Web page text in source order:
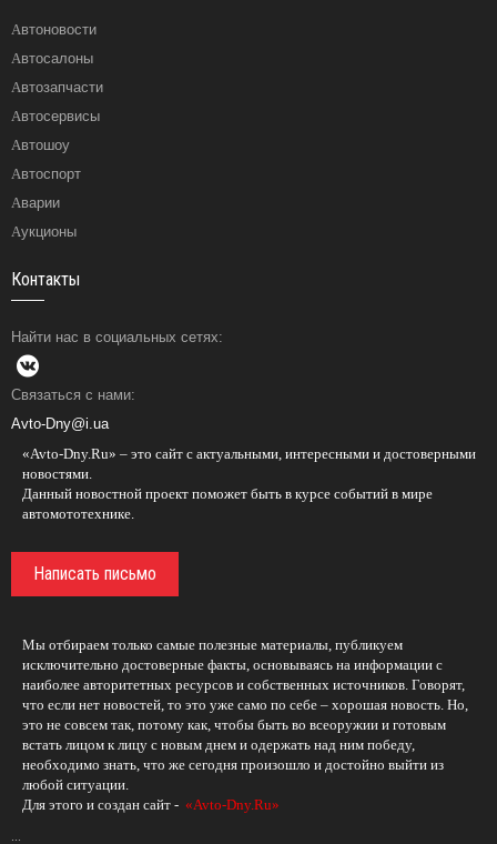
Автоновости
Автосалоны
Автозапчасти
Автосервисы
Автошоу
Автоспорт
Аварии
Аукционы
Контакты
Найти нас в социальных сетях:
Связаться с нами:
Avto-Dny@i.ua
«Avto-Dny.Ru» – это сайт с актуальными, интересными и достоверными
новостями.
Данный новостной проект поможет быть в курсе событий в мире
автомототехнике.
Написать письмо
Мы отбираем только самые полезные материалы, публикуем
исключительно достоверные факты, основываясь на информации с
наиболее авторитетных ресурсов и собственных источников. Говорят,
что если нет новостей, то это уже само по себе – хорошая новость. Но,
это не совсем так, потому как, чтобы быть во всеоружии и готовым
встать лицом к лицу с новым днем и одержать над ним победу,
необходимо знать, что же сегодня произошло и достойно выйти из
любой ситуации.
Для этого и создан сайт - «Avto-Dny.Ru»
...